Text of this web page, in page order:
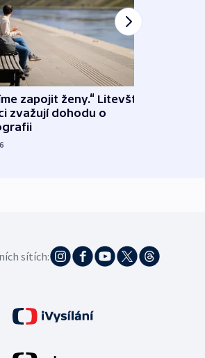
zapojit ženy.“ Litevští
zvažují dohodu o
sítích: